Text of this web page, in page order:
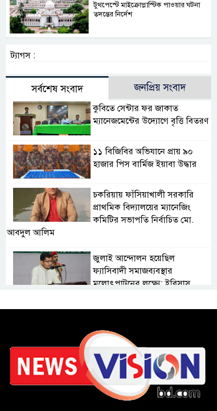
টুথপেস্টে মাইক্রোপ্লাস্টিক পাওয়ার ঘটনা
তদন্তের নির্দেশ
ট্যাগস :
সর্বশেষ সংবাদ জনপ্রিয় সংবাদ
কুবিতে সেন্টার ফর জাকাত
ম্যানেজমেন্টের উদ্যোগে বৃত্তি বিতরণ
১১ বিজিবির অভিযানে প্রায় ৯০
হাজার পিস বার্মিজ ইয়াবা উদ্ধার
চকরিয়ায় ফাঁসিয়াখালী সরকারি
প্রাথমিক বিদ্যালয়ের ম্যানেজিং
কমিটির সভাপতি নির্বাচিত মো.
আবদুল আলিম
জুলাই আন্দোলন হয়েছিল
ফ্যাসিবাদী সমাজব্যবস্থার
মূলোৎপাটনের লক্ষ্যে; ইবিসাস
পালন করছে তানযীমুল উম্মাহ
আলিম মাদ্রাসা
জুলাই গণঅভ্যুত্থান দিবসে কুবি
ছাত্রদলের পরিচ্ছন্নতা ও বৃক্ষরোপণ
কর্মসূচি